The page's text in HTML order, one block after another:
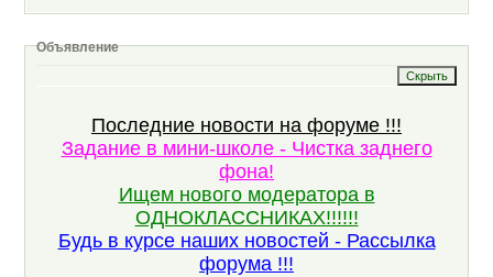
Объявление
Последние новости на форуме !!!
Задание в мини-школе - Чистка заднего
фона!
Ищем нового модератора в
ОДНОКЛАССНИКАХ!!!!!!
Будь в курсе наших новостей - Рассылка
форума !!!